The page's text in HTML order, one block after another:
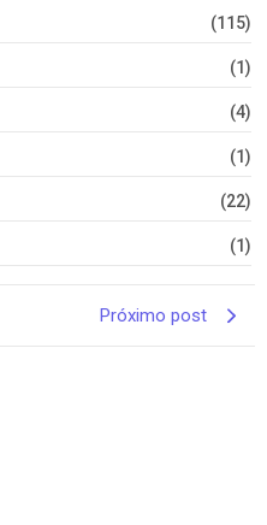
(115)
(1)
(4)
(1)
(22)
(1)
Próximo post